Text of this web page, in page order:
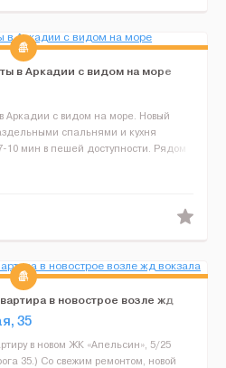
в Аркадии с видом на море
Аркадии с видом на море. Новый
спальнями и кухня
10 мин в пешей доступности. Рядом
В квартире есть все...
в новострое возле жд
35
в новом ЖК «Апельсин», 5/25
35.) Со свежим ремонтом, новой